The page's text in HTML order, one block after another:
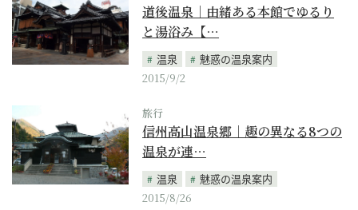
道後温泉｜由緒ある本館でゆるり
と湯浴み【…
温泉
魅惑の温泉案内
2015/9/2
旅行
信州高山温泉郷｜趣の異なる8つの
温泉が連…
温泉
魅惑の温泉案内
2015/8/26